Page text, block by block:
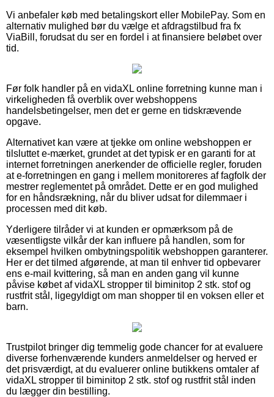
Vi anbefaler køb med betalingskort eller MobilePay. Som en
alternativ mulighed bør du vælge et afdragstilbud fra fx
ViaBill, forudsat du ser en fordel i at finansiere beløbet over
tid.
Før folk handler på en vidaXL online forretning kunne man i
virkeligheden få overblik over webshoppens
handelsbetingelser, men det er gerne en tidskrævende
opgave.
Alternativet kan være at tjekke om online webshoppen er
tilsluttet e-mærket, grundet at det typisk er en garanti for at
internet forretningen anerkender de officielle regler, foruden
at e-forretningen en gang i mellem monitoreres af fagfolk der
mestrer reglementet på området. Dette er en god mulighed
for en håndsrækning, når du bliver udsat for dilemmaer i
processen med dit køb.
Yderligere tilråder vi at kunden er opmærksom på de
væsentligste vilkår der kan influere på handlen, som for
eksempel hvilken ombytningspolitik webshoppen garanterer.
Her er det tilmed afgørende, at man til enhver tid opbevarer
ens e-mail kvittering, så man en anden gang vil kunne
påvise købet af vidaXL stropper til biminitop 2 stk. stof og
rustfrit stål, ligegyldigt om man shopper til en voksen eller et
barn.
Trustpilot bringer dig temmelig gode chancer for at evaluere
diverse forhenværende kunders anmeldelser og herved er
det prisværdigt, at du evaluerer online butikkens omtaler af
vidaXL stropper til biminitop 2 stk. stof og rustfrit stål inden
du lægger din bestilling.